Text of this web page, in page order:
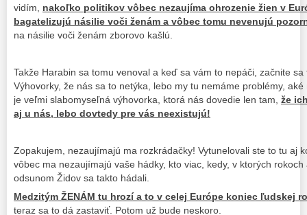
vidím, nakoľko politikov vôbec nezaujíma ohrozenie žien v
bagatelizujú násilie voči ženám a vôbec tomu nevenujú
na násilie voči ženám zborovo kašlú.
Takže Harabin sa tomu venoval a keď sa vám to nepáči, začnite
Výhovorky, že nás sa to netýka, lebo my tu nemáme problémy,
je veľmi slabomyseľná výhovorka, ktorá nás dovedie len tam, že
aj u nás, lebo dovtedy pre vás neexistujú!
Zopakujem, nezaujímajú ma rozkrádačky! Vytunelovali ste to tu aj
vôbec ma nezaujímajú vaše hádky, kto viac, kedy, v ktorých
odsunom Židov sa takto hádali.
Medzitým ŽENÁM tu hrozí a to v celej Európe koniec ľudskej
teraz sa to dá zastaviť. Potom už bude neskoro.